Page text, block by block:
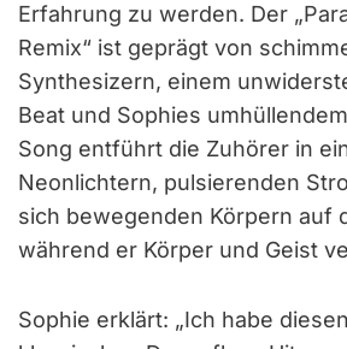
Erfahrung zu werden. Der
Remix“ ist geprägt von
Synthesizern, einem
Beat und Sophies
Song entführt die Zuhörer in
Neonlichtern, pulsierenden
sich bewegenden Körpern auf
während er Körper und Geist
Sophie erklärt: „Ich habe